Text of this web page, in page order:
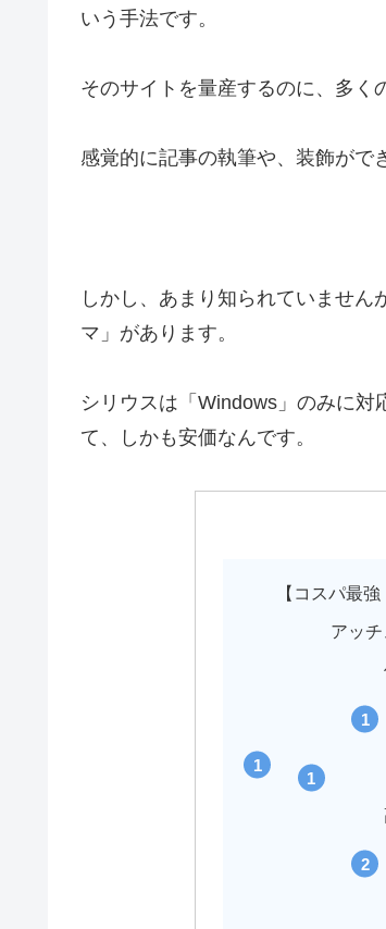
いう手法です。
そのサイトを量産するのに、多く
感覚的に記事の執筆や、装飾がで
しかし、あまり知られていませ
マ」があります。
シリウスは「Windows」のみに
て、しかも安価なんです。
【コスパ最
アッ